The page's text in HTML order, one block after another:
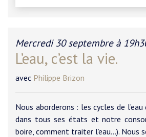
Mercredi 30 septembre à
L’eau, c’est la vie.
avec Philippe Brizon
Nous aborderons : les cycles de l’eau
dans tous ses états et notre
boire, comment traiter l’eau…). Nous